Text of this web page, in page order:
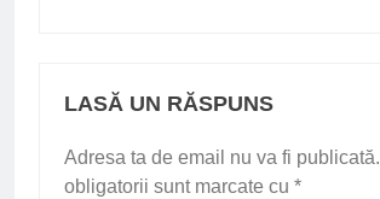
LASĂ UN RĂSPUNS
Adresa ta de email nu va fi publicată.
obligatorii sunt marcate cu *